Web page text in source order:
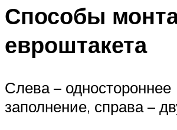
Способы
евроштакета
Слева – одностороннее
заполнение, справа –